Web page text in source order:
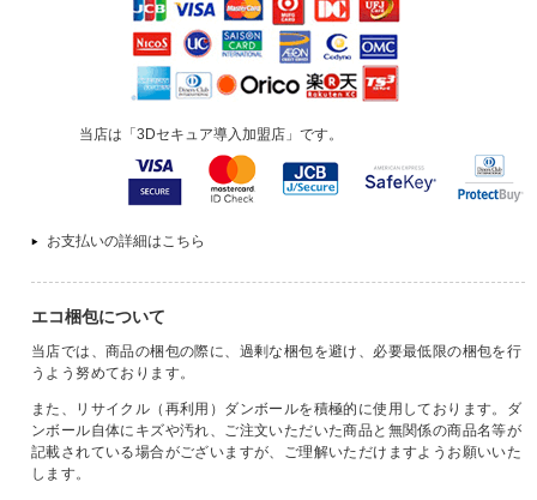
当店は「3Dセキュア導入加盟店」です。
お支払いの詳細はこちら
エコ梱包について
当店では、商品の梱包の際に、過剰な梱包を避け、必要最低限の梱包を行
うよう努めております。
また、リサイクル（再利用）ダンボールを積極的に使用しております。ダ
ンボール自体にキズや汚れ、ご注文いただいた商品と無関係の商品名等が
記載されている場合がございますが、ご理解いただけますようお願いいた
します。